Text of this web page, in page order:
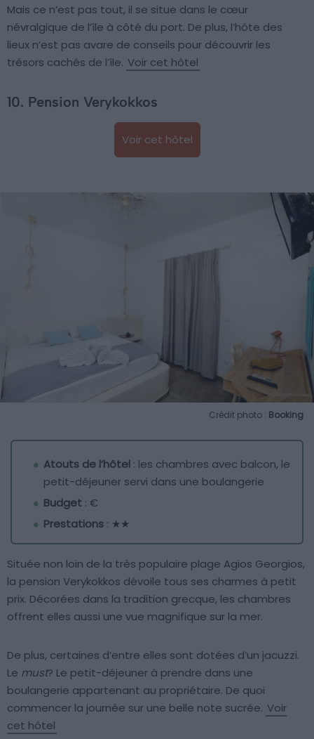
Mais ce n’est pas tout, il se situe dans le cœur
névralgique de l’île à côté du port. De plus, l’hôte des
lieux n’est pas avare de conseils pour découvrir les
trésors cachés de l’île. Voir cet hôtel
10. Pension Verykokkos
Voir cet hôtel
Crédit photo : Booking
Atouts de l’hôtel : les chambres avec balcon, le
petit-déjeuner servi dans une boulangerie
Budget : €
Prestations : ★★
Située non loin de la très populaire plage Agios Georgios,
la pension Verykokkos dévoile tous ses charmes à petit
prix. Décorées dans la tradition grecque, les chambres
offrent elles aussi une vue magnifique sur la mer.
De plus, certaines d’entre elles sont dotées d’un jacuzzi.
Le must? Le petit-déjeuner à prendre dans une
boulangerie appartenant au propriétaire. De quoi
commencer la journée sur une belle note sucrée. Voir
cet hôtel